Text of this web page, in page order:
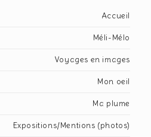
Accueil
Méli-Mélo
Voyages en images
Mon oeil
Ma plume
Expositions/Mentions (photos)